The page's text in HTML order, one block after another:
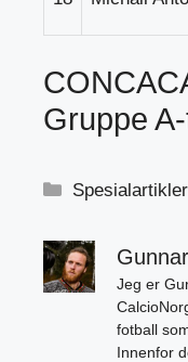
Gruppe
Kategorier
Spesialartikler
Gunnar
Jeg er
fotball
Innenfor